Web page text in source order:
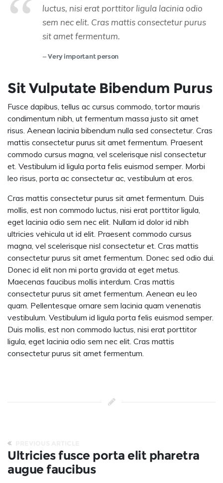
luctus, nisi erat porttitor ligula lacinia odio
sem nec elit. Cras mattis consectetur purus
sit amet fermentum.
Very important person
Sit Vulputate Bibendum Purus
Fusce dapibus, tellus ac cursus commodo, tortor mauris
condimentum nibh, ut fermentum massa justo sit amet
risus. Aenean lacinia bibendum nulla sed consectetur. Cras
mattis consectetur purus sit amet fermentum. Praesent
commodo cursus magna, vel scelerisque nisl consectetur
et. Vestibulum id ligula porta felis euismod semper. Morbi
leo risus, porta ac consectetur ac, vestibulum at eros.
Cras mattis consectetur purus sit amet fermentum. Duis
mollis, est non commodo luctus, nisi erat porttitor ligula,
eget lacinia odio sem nec elit. Nullam id dolor id nibh
ultricies vehicula ut id elit. Praesent commodo cursus
magna, vel scelerisque nisl consectetur et. Cras mattis
consectetur purus sit amet fermentum. Donec sed odio dui.
Donec id elit non mi porta gravida at eget metus.
Maecenas faucibus mollis interdum. Cras mattis
consectetur purus sit amet fermentum. Aenean eu leo
quam. Pellentesque ornare sem lacinia quam venenatis
vestibulum. Vestibulum id ligula porta felis euismod semper.
Duis mollis, est non commodo luctus, nisi erat porttitor
ligula, eget lacinia odio sem nec elit. Cras mattis
consectetur purus sit amet fermentum.
Ultricies fusce porta elit pharetra
augue faucibus